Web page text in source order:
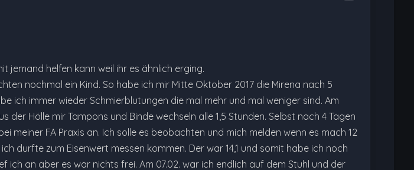
jemand helfen kann weil ihr es ähnlich erging.
nochmal ein Kind. So habe ich mir Mitte Oktober 2017 die Mirena nach 5
ich immer wieder Schmierblutungen die mal mehr und mal weniger sind. Am
der Hölle mir Tampons und Binde wechseln alle 1,5 Stunden. Selbst nach 4 Tagen
meiner FA Praxis an. Ich solle es beobachten und mich melden wenn es mach 12
durfte zum Eisenwert messen kommen. Der war 14,1 und somit habe ich noch
ich an aber es war nichts frei. Am 07.02. war ich endlich auf dem Stuhl und der